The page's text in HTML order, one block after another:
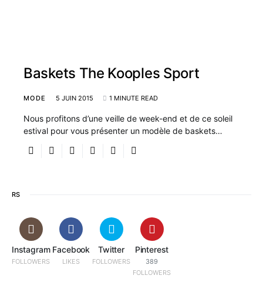
Baskets The Kooples Sport
MODE 5 JUIN 2015 1 MINUTE READ
Nous profitons d’une veille de week-end et de ce soleil
estival pour vous présenter un modèle de baskets…
RS
Instagram
FOLLOWERS
Facebook
LIKES
Twitter
FOLLOWERS
Pinterest
389
FOLLOWERS